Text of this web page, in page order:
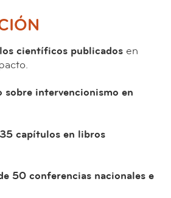
científicos publicados en
sobre intervencionismo en
capítulos en libros
50 conferencias nacionales e